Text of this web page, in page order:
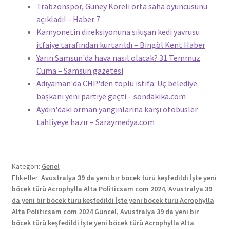
Trabzonspor, Güney Koreli orta saha oyuncusunu
açıkladı! – Haber 7
Kamyonetin direksiyonuna sıkışan kedi yavrusu
itfaiye tarafından kurtarıldı – Bingöl Kent Haber
Yarın Samsun'da hava nasıl olacak? 31 Temmuz
Cuma – Samsun gazetesi
Adıyaman'da CHP'den toplu istifa: Üç belediye
başkanı yeni partiye geçti – sondakika.com
Aydın'daki orman yangınlarına karşı otobüsler
tahliyeye hazır – Saraymedya.com
Kategori: Genel
Etiketler: Avustralya 39 da yeni bir böcek türü keşfedildi İşte yeni
böcek türü Acrophylla Alta Politicsam com 2024, Avustralya 39
da yeni bir böcek türü keşfedildi İşte yeni böcek türü Acrophylla
Alta Politicsam com 2024 Güncel, Avustralya 39 da yeni bir
böcek türü keşfedildi İşte yeni böcek türü Acrophylla Alta